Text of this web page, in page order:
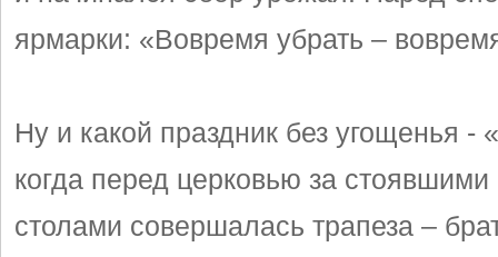
ярмарки: «Вовремя убрать –
Ну и какой праздник без угощенья -
когда перед церковью за стоявшими
столами совершалась трапеза –